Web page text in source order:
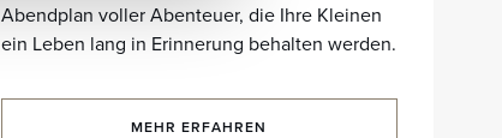
Abendplan voller Abenteuer, die Ihre Kleinen
ein Leben lang in Erinnerung behalten werden.
MEHR ERFAHREN